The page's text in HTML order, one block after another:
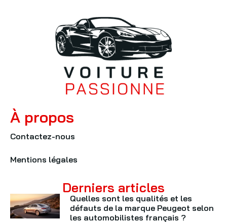
À propos
Contactez-nous
Mentions légales
Derniers articles
Quelles sont les qualités et les
défauts de la marque Peugeot selon
les automobilistes français ?